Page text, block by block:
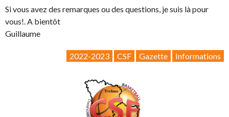
Si vous avez des remarques ou des questions, je suis là pour
vous!. A bientôt
Guillaume
2022-2023 CSF Gazette Informations